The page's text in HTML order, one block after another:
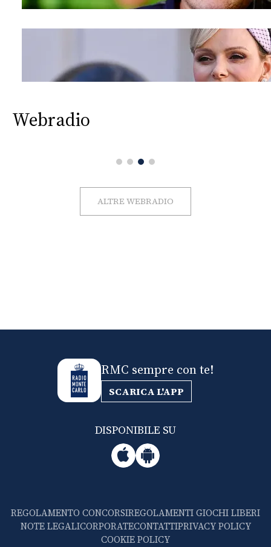
Webradio
ALTRE WEBRADIO
RMC sempre con te!
SCARICA L'APP
DISPONIBILE SU
REGOLAMENTO CONCORSIREGOLAMENTI GIOCHI LIBERI
NOTE LEGALICORPORATECONTATTIPRIVACY POLICY
COOKIE POLICY